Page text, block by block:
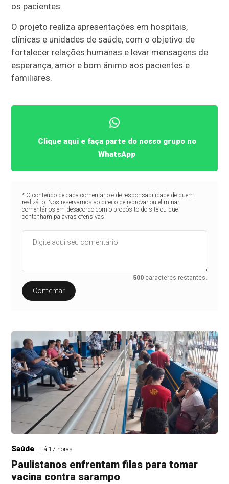
os pacientes.
O projeto realiza apresentações em hospitais,
clínicas e unidades de saúde, com o objetivo de
fortalecer relações humanas e levar mensagens de
esperança, amor e bom ânimo aos pacientes e
familiares.
Clique aqui e faça parte do nosso grupo no
WhatsApp
* O conteúdo de cada comentário é de responsabilidade de quem
realizá-lo. Nos reservamos ao direito de reprovar ou eliminar
comentários em desacordo com o propósito do site ou que
contenham palavras ofensivas.
500 caracteres restantes.
Comentar
Saúde Há 17 horas
Paulistanos enfrentam filas para tomar
vacina contra sarampo